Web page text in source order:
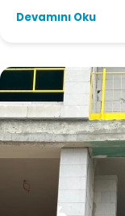
Devamını Oku